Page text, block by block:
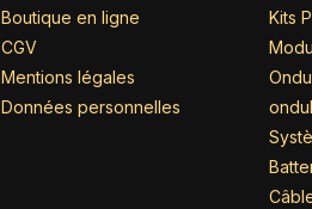
Boutique en ligne
CGV
Mentions légales
Données personnelles
Kits